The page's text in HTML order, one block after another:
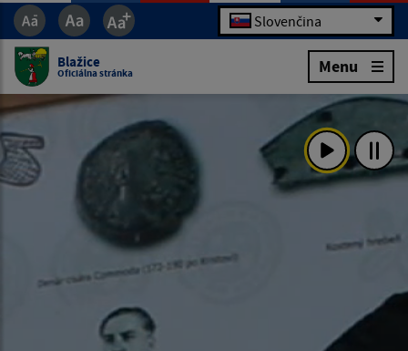
Slovenčina
Blažice
Oficiálna stránka Menu